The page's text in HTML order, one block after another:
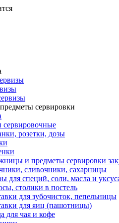
сервировки
сервировочные
розетки, дозы
и предметы сервировки
сливочники, сахарницы
для специй, соли, масла и
столики в постель
для зубочисток, пепельницы
для яиц (пашотницы)
для чая и кофе